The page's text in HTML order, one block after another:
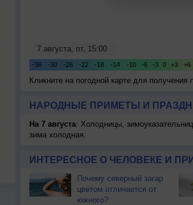
Кликните на погодной карте для получения
НАРОДНЫЕ ПРИМЕТЫ И
На 7 августа: Холодницы,
зима холодная.
ИНТЕРЕСНОЕ О ЧЕЛОВЕКЕ И
Почему северный загар
цветом отличается от
южного?